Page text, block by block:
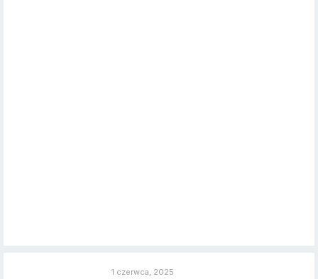
1 czerwca, 2025